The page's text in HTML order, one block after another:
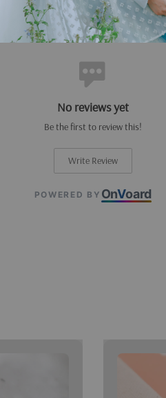
No reviews yet
Be the first to review this!
Write Review
POWERED BY OnVoard